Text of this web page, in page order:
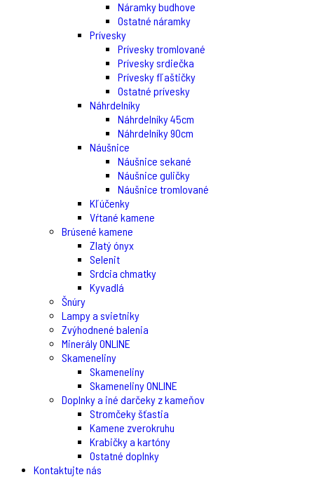
Náramky budhove
Ostatné náramky
Prívesky
Prívesky tromlované
Prívesky srdiečka
Prívesky fľaštičky
Ostatné prívesky
Náhrdelníky
Náhrdelníky 45cm
Náhrdelníky 90cm
Náušnice
Náušnice sekané
Náušnice guličky
Náušnice tromlované
Kľúčenky
Vŕtané kamene
Brúsené kamene
Zlatý ónyx
Selenit
Srdcia chmatky
Kyvadlá
Šnúry
Lampy a svietniky
Zvýhodnené balenia
Minerály ONLINE
Skameneliny
Skameneliny
Skameneliny ONLINE
Doplnky a iné darčeky z kameňov
Stromčeky šťastia
Kamene zverokruhu
Krabičky a kartóny
Ostatné doplnky
Kontaktujte nás